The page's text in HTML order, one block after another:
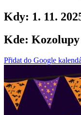
Kdy: 1. 11.
Kde: Kozolupy
Přidat do Google